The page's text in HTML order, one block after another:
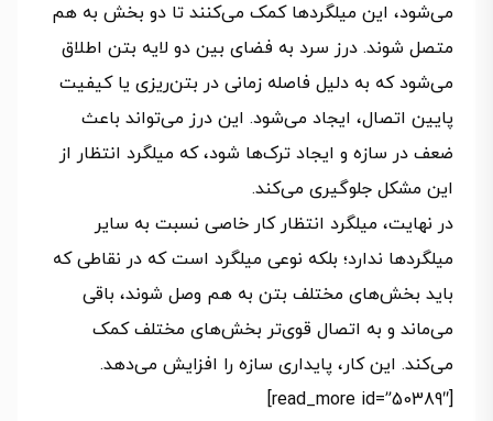
می‌شود، این میلگردها کمک می‌کنند تا دو بخش به هم
متصل شوند. درز سرد به فضای بین دو لایه بتن اطلاق
می‌شود که به دلیل فاصله زمانی در بتن‌ریزی یا کیفیت
پایین اتصال، ایجاد می‌شود. این درز می‌تواند باعث
ضعف در سازه و ایجاد ترک‌ها شود، که میلگرد انتظار از
این مشکل جلوگیری می‌کند.
در نهایت، میلگرد انتظار کار خاصی نسبت به سایر
میلگردها ندارد؛ بلکه نوعی میلگرد است که در نقاطی که
باید بخش‌های مختلف بتن به هم وصل شوند، باقی
می‌ماند و به اتصال قوی‌تر بخش‌های مختلف کمک
می‌کند. این کار، پایداری سازه را افزایش می‌دهد.
[read_more id=”50389″]